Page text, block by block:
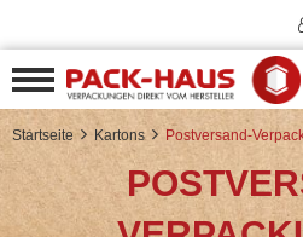
Startseite Kartons Postversand-